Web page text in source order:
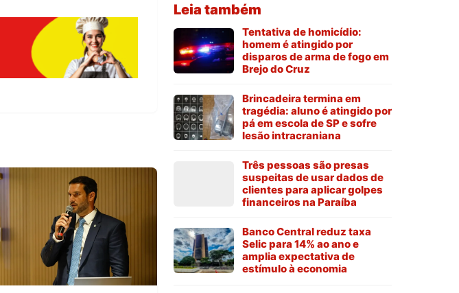
Leia também
Tentativa de homicídio:
homem é atingido por
disparos de arma de fogo em
Brejo do Cruz
Brincadeira termina em
tragédia: aluno é atingido por
pá em escola de SP e sofre
lesão intracraniana
Três pessoas são presas
suspeitas de usar dados de
clientes para aplicar golpes
financeiros na Paraíba
Banco Central reduz taxa
Selic para 14% ao ano e
amplia expectativa de
estímulo à economia